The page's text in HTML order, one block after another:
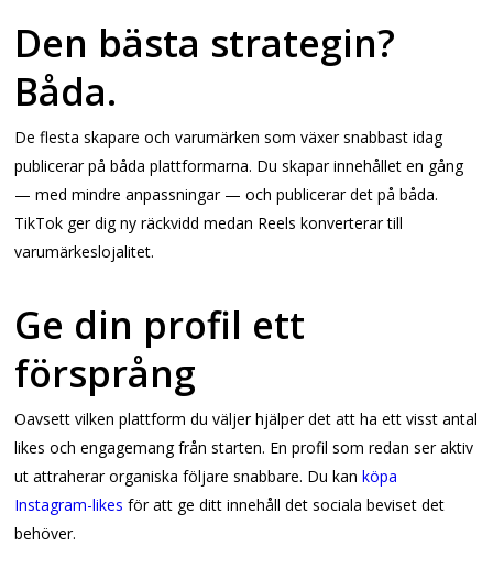
Den bästa strategin?
Båda.
De flesta skapare och varumärken som växer snabbast idag
publicerar på båda plattformarna. Du skapar innehållet en gång
— med mindre anpassningar — och publicerar det på båda.
TikTok ger dig ny räckvidd medan Reels konverterar till
varumärkeslojalitet.
Ge din profil ett
försprång
Oavsett vilken plattform du väljer hjälper det att ha ett visst antal
likes och engagemang från starten. En profil som redan ser aktiv
ut attraherar organiska följare snabbare. Du kanköpa
Instagram-likes för att ge ditt innehåll det sociala beviset det
behöver.